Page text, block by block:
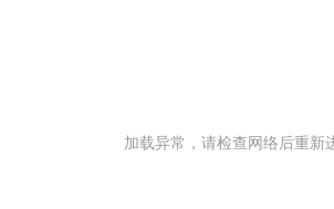
加载异常，请检查网络后重新